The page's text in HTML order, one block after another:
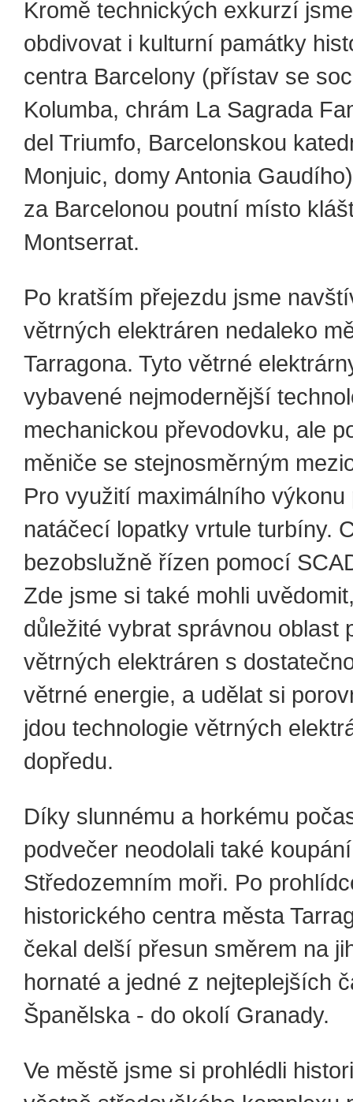
Kromě technických exkurzí
obdivovat i kulturní památky
centra Barcelony (přístav se
Kolumba, chrám La Sagrada
del Triumfo, Barcelonskou
Monjuic, domy Antonia
za Barcelonou poutní místo
Montserrat.
Po kratším přejezdu jsme
větrných elektráren nedaleko
Tarragona. Tyto větrné
vybavené nejmodernější
mechanickou převodovku, ale
měniče se stejnosměrným
Pro využití maximálního
natáčecí lopatky vrtule turbíny.
bezobslužně řízen pomocí
Zde jsme si také mohli
důležité vybrat správnou oblast
větrných elektráren s
větrné energie, a udělat si
jdou technologie větrných
dopředu.
Díky slunnému a horkému
podvečer neodolali také
Středozemním moři. Po
historického centra města
čekal delší přesun směrem na
hornaté a jedné z nejteplejších
Španělska - do okolí Granady.
Ve městě jsme si prohlédli